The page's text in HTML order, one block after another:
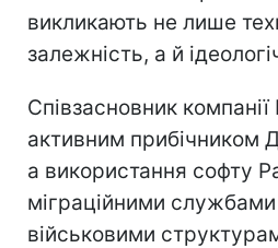
викликають не лише
залежність, а й
Співзасновник компанії
активним прибічником
а використання софту
міграційними
військовими